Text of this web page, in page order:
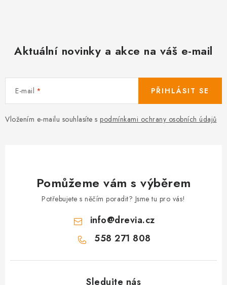
Aktuální novinky a akce na váš e-mail
E-mail
Vložením e-mailu souhlasíte s podmínkami ochrany osobních údajů
PŘIHLÁSIT SE
Pomůžeme vám s výběrem
Potřebujete s něčím poradit? Jsme tu pro vás!
info@drevia.cz
558 271 808